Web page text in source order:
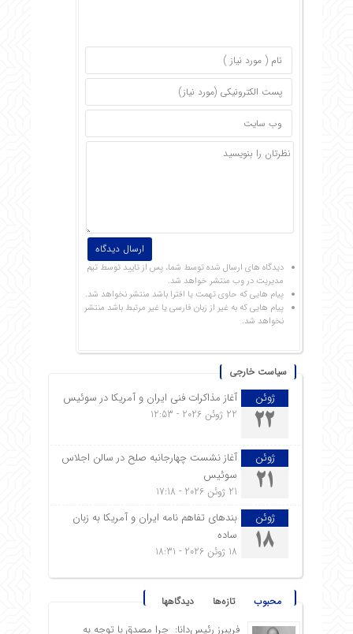
دیدگاه های ارسال شده توسط شما، پس از تایید توسط تیم
مدیریت در وب منتشر خواهد شد.
پیام هایی که حاوی تهمت یا افترا باشد منتشر نخواهد شد.
پیام هایی که به غیر از زبان فارسی یا غیر مرتبط باشد منتشر
نخواهد شد.
سیاست خارجی
ژوئن
22
آغاز مذاکرات فنی ایران و آمریکا در سوئیس
22 ژوئن 2026 - 12:53
ژوئن
21
آغاز نشست چهارجانبه صلح در سالن اجلاس
سوئیس
21 ژوئن 2026 - 17:18
ژوئن
18
بندهای تفاهم نامه ایران و آمریکا به زبان
ساده
18 ژوئن 2026 - 18:31
محبوب تازه‌ها دیدگاهها
فریبرز رئیس‌دانا: چرا مصدق با توجه به